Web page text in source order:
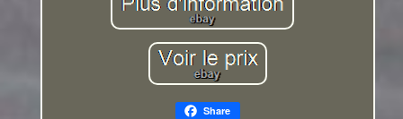
Share